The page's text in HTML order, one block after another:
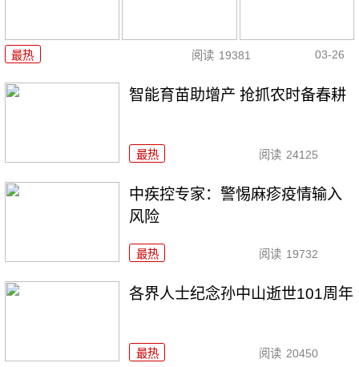
最热 阅读 19381 03-26
智能育苗助增产 抢抓农时备春耕
最热 阅读 24125
中疾控专家：警惕麻疹疫情输入
风险
最热 阅读 19732
各界人士纪念孙中山逝世101周年
最热 阅读 20450